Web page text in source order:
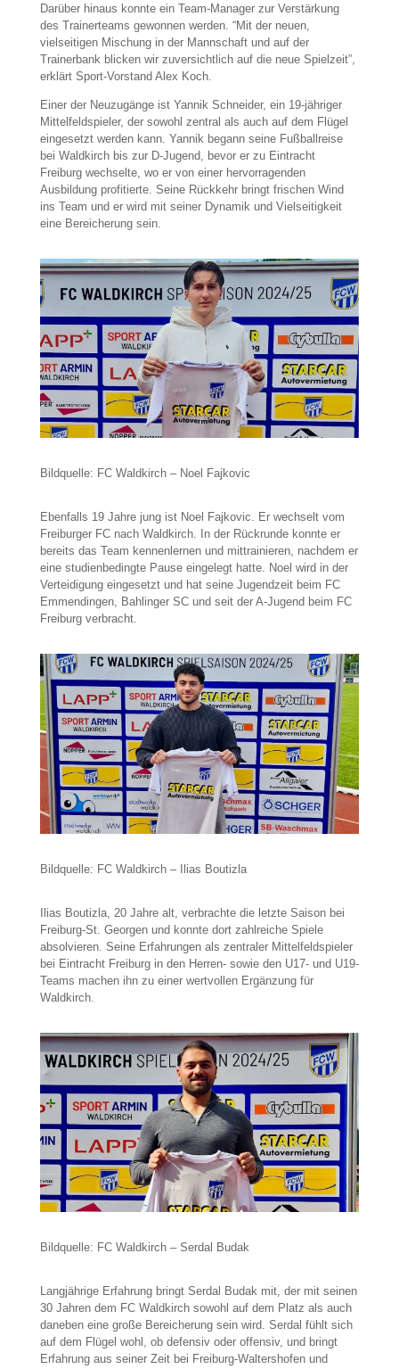
Darüber hinaus konnte ein Team-Manager zur Verstärkung
des Trainerteams gewonnen werden. “Mit der neuen,
vielseitigen Mischung in der Mannschaft und auf der
Trainerbank blicken wir zuversichtlich auf die neue Spielzeit”,
erklärt Sport-Vorstand Alex Koch.
Einer der Neuzugänge ist Yannik Schneider, ein 19-jähriger
Mittelfeldspieler, der sowohl zentral als auch auf dem Flügel
eingesetzt werden kann. Yannik begann seine Fußballreise
bei Waldkirch bis zur D-Jugend, bevor er zu Eintracht
Freiburg wechselte, wo er von einer hervorragenden
Ausbildung profitierte. Seine Rückkehr bringt frischen Wind
ins Team und er wird mit seiner Dynamik und Vielseitigkeit
eine Bereicherung sein.
Bildquelle: FC Waldkirch – Noel Fajkovic
Ebenfalls 19 Jahre jung ist Noel Fajkovic. Er wechselt vom
Freiburger FC nach Waldkirch. In der Rückrunde konnte er
bereits das Team kennenlernen und mittrainieren, nachdem er
eine studienbedingte Pause eingelegt hatte. Noel wird in der
Verteidigung eingesetzt und hat seine Jugendzeit beim FC
Emmendingen, Bahlinger SC und seit der A-Jugend beim FC
Freiburg verbracht.
Bildquelle: FC Waldkirch – Ilias Boutizla
Ilias Boutizla, 20 Jahre alt, verbrachte die letzte Saison bei
Freiburg-St. Georgen und konnte dort zahlreiche Spiele
absolvieren. Seine Erfahrungen als zentraler Mittelfeldspieler
bei Eintracht Freiburg in den Herren- sowie den U17- und U19-
Teams machen ihn zu einer wertvollen Ergänzung für
Waldkirch.
Bildquelle: FC Waldkirch – Serdal Budak
Langjährige Erfahrung bringt Serdal Budak mit, der mit seinen
30 Jahren dem FC Waldkirch sowohl auf dem Platz als auch
daneben eine große Bereicherung sein wird. Serdal fühlt sich
auf dem Flügel wohl, ob defensiv oder offensiv, und bringt
Erfahrung aus seiner Zeit bei Freiburg-Waltershofen und